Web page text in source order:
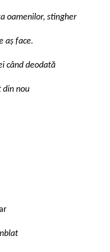
oamenilor, stingher
aș face.
când deodată
din nou